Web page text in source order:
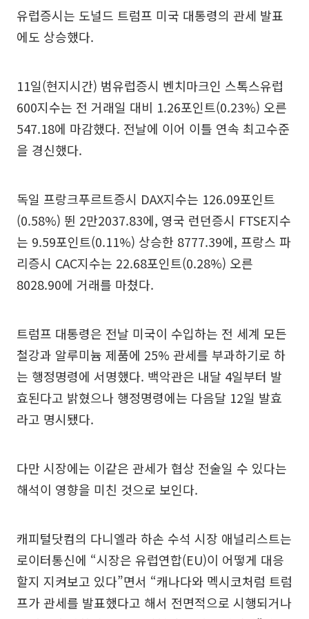
유럽증시는 도널드 트럼프 미국 대통령의 관세 발표
에도 상승했다.
11일(현지시간) 범유럽증시 벤치마크인 스톡스유럽
600지수는 전 거래일 대비 1.26포인트(0.23%) 오른
547.18에 마감했다. 전날에 이어 이틀 연속 최고수준
을 경신했다.
독일 프랑크푸르트증시 DAX지수는 126.09포인트
(0.58%) 뛴 2만2037.83에, 영국 런던증시 FTSE지수
는 9.59포인트(0.11%) 상승한 8777.39에, 프랑스 파
리증시 CAC지수는 22.68포인트(0.28%) 오른
8028.90에 거래를 마쳤다.
트럼프 대통령은 전날 미국이 수입하는 전 세계 모든
철강과 알루미늄 제품에 25% 관세를 부과하기로 하
는 행정명령에 서명했다. 백악관은 내달 4일부터 발
효된다고 밝혔으나 행정명령에는 다음달 12일 발효
라고 명시됐다.
다만 시장에는 이같은 관세가 협상 전술일 수 있다는
해석이 영향을 미친 것으로 보인다.
캐피털닷컴의 다니엘라 하손 수석 시장 애널리스트는
로이터통신에 “시장은 유럽연합(EU)이 어떻게 대응
할지 지켜보고 있다”면서 “캐나다와 멕시코처럼 트럼
프가 관세를 발표했다고 해서 전면적으로 시행되거나